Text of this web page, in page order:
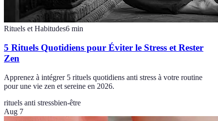
Rituels et Habitudes6 min
5 Rituels Quotidiens pour Éviter le Stress et Rester
Zen
Apprenez à intégrer 5 rituels quotidiens anti stress à votre routine
pour une vie zen et sereine en 2026.
rituels anti stressbien-être
Aug 7